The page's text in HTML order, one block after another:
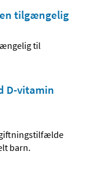
tilgængelig
til
D-vitamin
barn.